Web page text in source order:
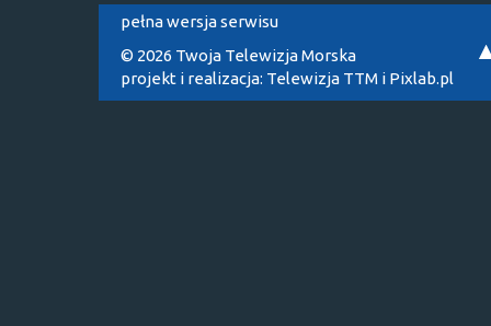
pełna wersja serwisu
© 2026 Twoja Telewizja Morska
projekt i realizacja: Telewizja TTM i Pixlab.pl